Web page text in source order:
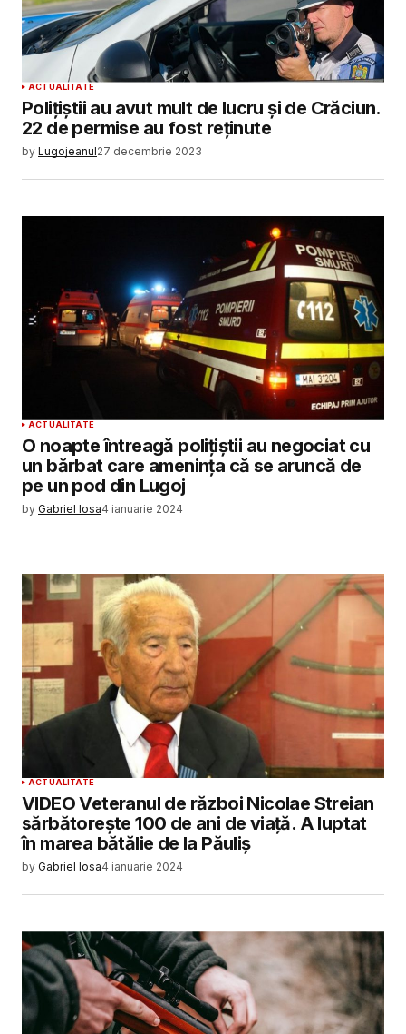
ACTUALITATE
Polițiștii au avut mult de lucru și de Crăciun.
22 de permise au fost reținute
by Lugojeanul27 decembrie 2023
ACTUALITATE
O noapte întreagă polițiștii au negociat cu
un bărbat care amenința că se aruncă de
pe un pod din Lugoj
by Gabriel Iosa4 ianuarie 2024
ACTUALITATE
VIDEO Veteranul de război Nicolae Streian
sărbătorește 100 de ani de viață. A luptat
în marea bătălie de la Păuliș
by Gabriel Iosa4 ianuarie 2024